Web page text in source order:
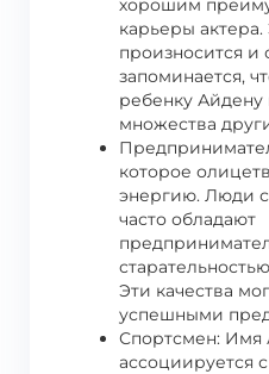
хорошим
карьеры
произносится и
запоминается,
ребенку Айдену
множества
которое
энергию. Люди
часто обладают
Эти качества
успешными
Спортсмен: Имя
ассоциируется